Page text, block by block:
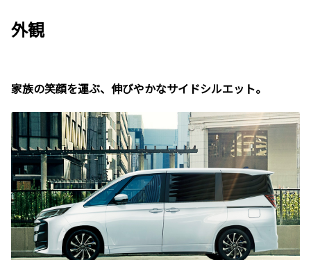
外観
家族の笑顔を運ぶ、伸びやかなサイドシルエット。